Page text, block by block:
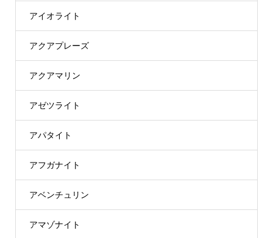
アイオライト
アクアプレーズ
アクアマリン
アゼツライト
アパタイト
アフガナイト
アベンチュリン
アマゾナイト